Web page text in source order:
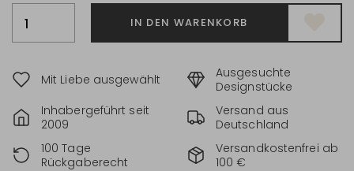
IN DEN WARENKORB
Mit Liebe ausgewählt
Ausgesuchte
Designstücke
Inhabergeführt seit
2009
Versand aus
Deutschland
100 Tage
Rückgaberecht
Versandkostenfrei ab
100 €